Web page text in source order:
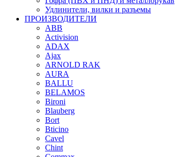
Удлинители, вилки и разъемы
ПРОИЗВОДИТЕЛИ
ABB
Activision
ADAX
Ajax
ARNOLD RAK
AURA
BALLU
BELAMOS
Bironi
Blauberg
Bort
Bticino
Cavel
Chint